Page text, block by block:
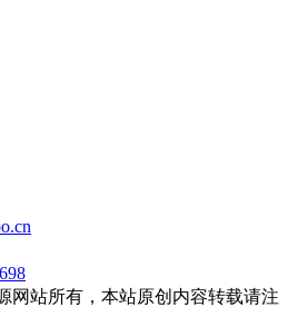
网站所有，本站原创内容转载请注